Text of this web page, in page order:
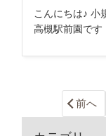
こんにちは♪
高槻駅前園です
前へ